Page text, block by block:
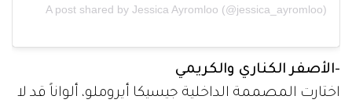
A post shared by Jessica Ayromloo (@jessica_ayromloo)
-الأصفر الكناري والكريمي
اختارت المصممة الداخلية جيسيكا أيروملو، ألواناً قد لا